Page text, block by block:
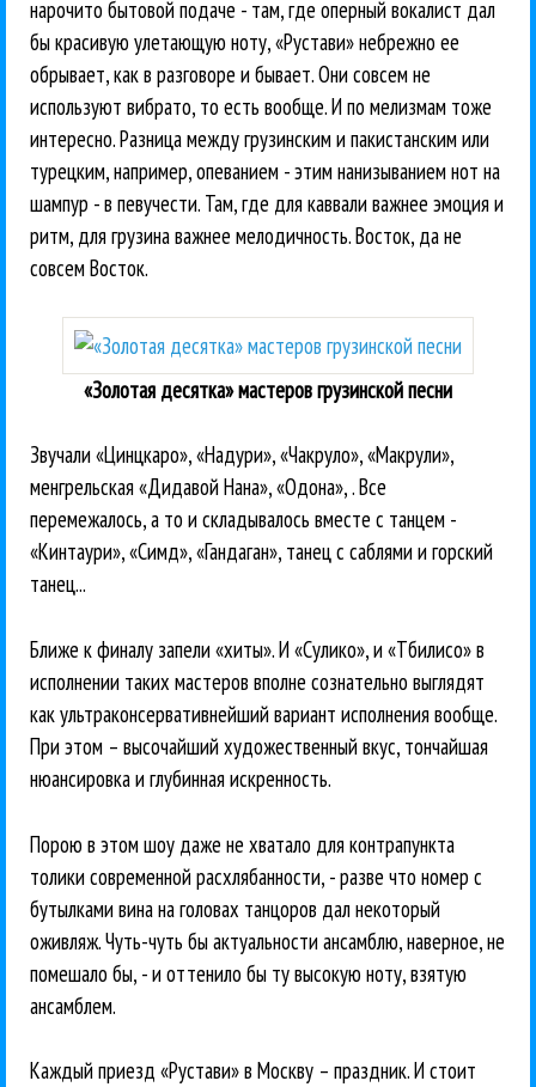
нарочито бытовой подаче - там, где оперный вокалист дал
бы красивую улетающую ноту, «Рустави» небрежно ее
обрывает, как в разговоре и бывает. Они совсем не
используют вибрато, то есть вообще. И по мелизмам тоже
интересно. Разница между грузинским и пакистанским или
турецким, например, опеванием - этим нанизыванием нот на
шампур - в певучести. Там, где для каввали важнее эмоция и
ритм, для грузина важнее мелодичность. Восток, да не
совсем Восток.
«Золотая десятка» мастеров грузинской песни
Звучали «Цинцкаро», «Надури», «Чакруло», «Макрули»,
менгрельская «Дидавой Нана», «Одона», . Все
перемежалось, а то и складывалось вместе с танцем -
«Кинтаури», «Симд», «Гандаган», танец с саблями и горский
танец...
Ближе к финалу запели «хиты». И «Сулико», и «Тбилисо» в
исполнении таких мастеров вполне сознательно выглядят
как ультраконсервативнейший вариант исполнения вообще.
При этом – высочайший художественный вкус, тончайшая
нюансировка и глубинная искренность.
Порою в этом шоу даже не хватало для контрапункта
толики современной расхлябанности, - разве что номер с
бутылками вина на головах танцоров дал некоторый
оживляж. Чуть-чуть бы актуальности ансамблю, наверное, не
помешало бы, - и оттенило бы ту высокую ноту, взятую
ансамблем.
Каждый приезд «Рустави» в Москву – праздник. И стоит